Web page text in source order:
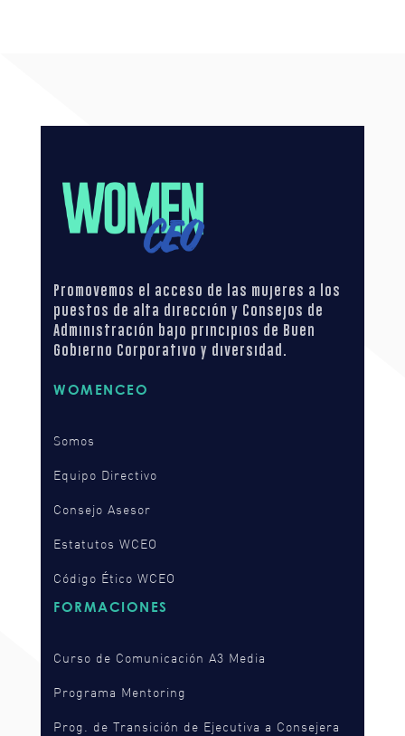
Promovemos el acceso de las mujeres a los
puestos de alta dirección y Consejos de
Administración bajo principios de Buen
Gobierno Corporativo y diversidad.
WOMENCEO
Somos
Equipo Directivo
Consejo Asesor
Estatutos WCEO
Código Ético WCEO
FORMACIONES
Curso de Comunicación A3 Media
Programa Mentoring
Prog. de Transición de Ejecutiva a Consejera